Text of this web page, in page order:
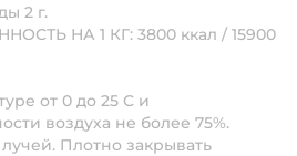
2 г.
НА 1 КГ: 3800 ккал / 15900
от 0 до 25 С и
воздуха не более 75%.
Плотно закрывать